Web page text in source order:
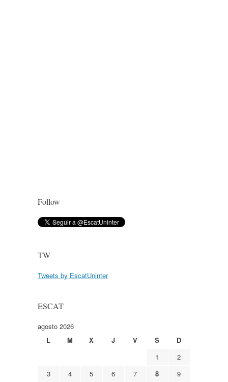
Follow
TW
Tweets by EscatUninter
ESCAT
agosto 2026
L
M X J V S
D
1
2
3
4 5 6 7 8
9